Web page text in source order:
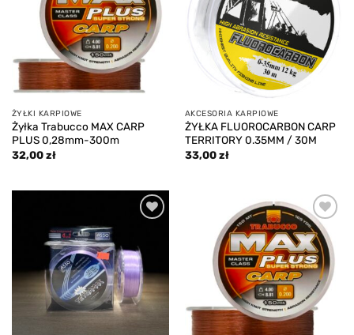
ŻYŁKI KARPIOWE
Żyłka Trabucco MAX CARP
PLUS 0,28mm-300m
32,00zł
AKCESORIA KARPIOWE
ŻYŁKA FLUOROCARBON CARP
TERRITORY 0.35MM / 30M
33,00zł
Add to
wishlist